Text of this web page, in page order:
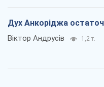
Дух Анкоріджа
Віктор Андрусів 1,2 т.